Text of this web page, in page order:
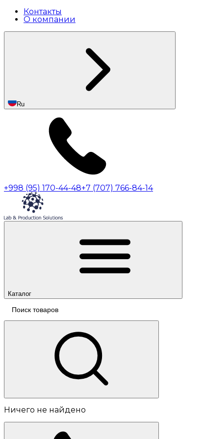
Контакты
О компании
Ru
+998 (95) 170-44-48+7 (707) 766-84-14
Каталог
Ничего не найдено